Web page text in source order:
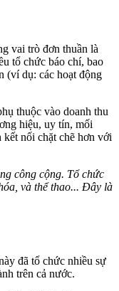
vai trò đơn thuần là
tổ chức báo chí, bao
(ví dụ: các hoạt động
thuộc vào doanh thu
hiệu, uy tín, mối
kết nối chặt chẽ hơn với
công cộng. Tổ chức
và thể thao... Đây là
đã tổ chức nhiều sự
trên cả nước.